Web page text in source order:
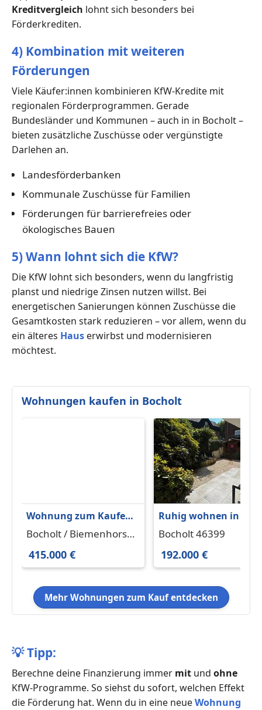
Kreditvergleich lohnt sich besonders bei
Förderkrediten.
4) Kombination mit weiteren
Förderungen
Viele Käufer:innen kombinieren KfW-Kredite mit
regionalen Förderprogrammen. Gerade
Bundesländer und Kommunen – auch in in Bocholt –
bieten zusätzliche Zuschüsse oder vergünstigte
Darlehen an.
Landesförderbanken
Kommunale Zuschüsse für Familien
Förderungen für barrierefreies oder
ökologisches Bauen
5) Wann lohnt sich die KfW?
Die KfW lohnt sich besonders, wenn du langfristig
planst und niedrige Zinsen nutzen willst. Bei
energetischen Sanierungen können Zuschüsse die
Gesamtkosten stark reduzieren – vor allem, wenn du
ein älteres Haus erwirbst und modernisieren
möchtest.
Wohnungen kaufen in Bocholt
Wohnung zum Kaufen
in Bocholt Biemenhorst
Bocholt / Biemenhorst
46395
415.000 €
Ruhig wohnen in Top-
Lage: 2-Zimmer-
Bocholt 46399
192.000 €
Mehr Wohnungen zum Kauf entdecken
💡Tipp:
Berechne deine Finanzierung immer mit und ohne
KfW-Programme. So siehst du sofort, welchen Effekt
die Förderung hat. Wenn du in eine neueWohnung